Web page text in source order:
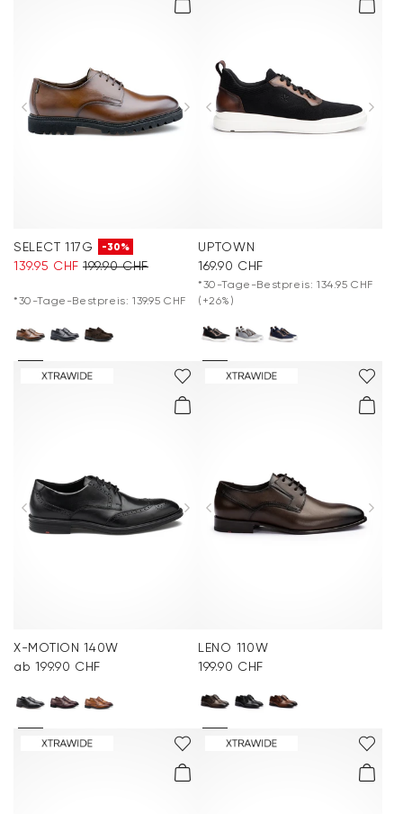
SELECT 117G -30%
139.95 CHF 199.90 CHF
*30-Tage-Bestpreis: 139.95 CHF
UPTOWN
169.90 CHF
*30-Tage-Bestpreis: 134.95 CHF
(+26%)
X-MOTION 140W
ab 199.90 CHF
LENO 110W
199.90 CHF